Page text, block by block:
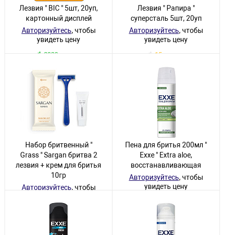
Лезвия " BIC " 5шт, 20уп,
картонный дисплей
Авторизуйтесь, чтобы
увидеть цену
2920 товаров
Лезвия " Рапира "
суперсталь 5шт, 20уп
Авторизуйтесь, чтобы
увидеть цену
15 товаров
Набор бритвенный "
Grass " Sargan бритва 2
лезвия + крем для бритья
10гр
Авторизуйтесь, чтобы
71 товар
Пена для бритья 200мл "
Exxe " Extra aloe,
восстанавливающая
Авторизуйтесь, чтобы
увидеть цену
4 товара